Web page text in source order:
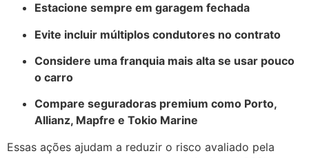
Estacione sempre em garagem fechada
Evite incluir múltiplos condutores no contrato
Considere uma franquia mais alta se usar pouco
o carro
Compare seguradoras premium como Porto,
Allianz, Mapfre e Tokio Marine
Essas ações ajudam a reduzir o risco avaliado pela